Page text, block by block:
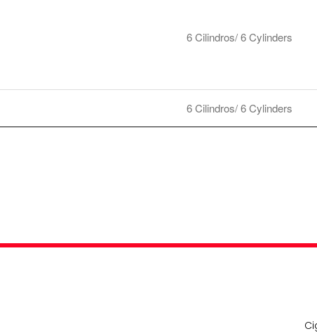
6 Cilindros/ 6 Cylinders
6 Cilindros/ 6 Cylinders